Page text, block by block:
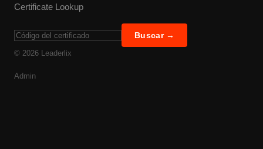
Certificate Lookup
Buscar →
© 2026 Leaderlix
Admin